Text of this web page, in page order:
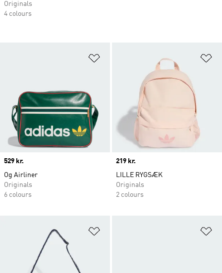
Price
529 kr.
Og Airliner
Originals
6 colours
Price
219 kr.
LILLE RYGSÆK
Originals
2 colours
Originals
4 colours